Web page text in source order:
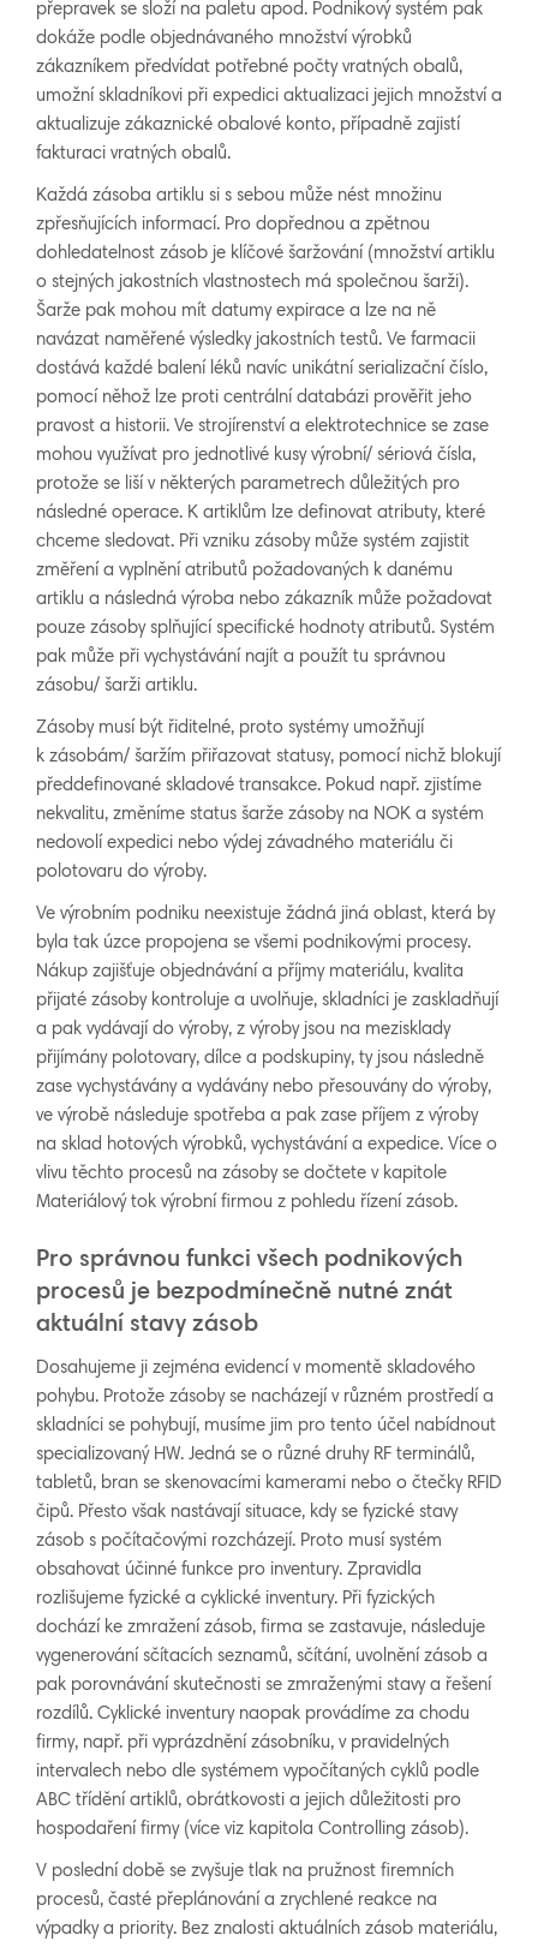
přepravek se složí na paletu apod. Podnikový systém pak
dokáže podle objednávaného množství výrobků
zákazníkem předvídat potřebné počty vratných obalů,
umožní skladníkovi při expedici aktualizaci jejich množství a
aktualizuje zákaznické obalové konto, případně zajistí
fakturaci vratných obalů.
Každá zásoba artiklu si s sebou může nést množinu
zpřesňujících informací. Pro dopřednou a zpětnou
dohledatelnost zásob je klíčové šaržování (množství artiklu
o stejných jakostních vlastnostech má společnou šarži).
Šarže pak mohou mít datumy expirace a lze na ně
navázat naměřené výsledky jakostních testů. Ve farmacii
dostává každé balení léků navíc unikátní serializační číslo,
pomocí něhož lze proti centrální databázi prověřit jeho
pravost a historii. Ve strojírenství a elektrotechnice se zase
mohou využívat pro jednotlivé kusy výrobní/ sériová čísla,
protože se liší v některých parametrech důležitých pro
následné operace. K artiklům lze definovat atributy, které
chceme sledovat. Při vzniku zásoby může systém zajistit
změření a vyplnění atributů požadovaných k danému
artiklu a následná výroba nebo zákazník může požadovat
pouze zásoby splňující specifické hodnoty atributů. Systém
pak může při vychystávání najít a použít tu správnou
zásobu/ šarži artiklu.
Zásoby musí být řiditelné, proto systémy umožňují
k zásobám/ šaržím přiřazovat statusy, pomocí nichž blokují
předdefinované skladové transakce. Pokud např. zjistíme
nekvalitu, změníme status šarže zásoby na NOK a systém
nedovolí expedici nebo výdej závadného materiálu či
polotovaru do výroby.
Ve výrobním podniku neexistuje žádná jiná oblast, která by
byla tak úzce propojena se všemi podnikovými procesy.
Nákup zajišťuje objednávání a příjmy materiálu, kvalita
přijaté zásoby kontroluje a uvolňuje, skladníci je zaskladňují
a pak vydávají do výroby, z výroby jsou na mezisklady
přijímány polotovary, dílce a podskupiny, ty jsou následně
zase vychystávány a vydávány nebo přesouvány do výroby,
ve výrobě následuje spotřeba a pak zase příjem z výroby
na sklad hotových výrobků, vychystávání a expedice. Více o
vlivu těchto procesů na zásoby se dočtete v kapitole
Materiálový tok výrobní firmou z pohledu řízení zásob.
Pro správnou funkci všech podnikových
procesů je bezpodmínečně nutné znát
aktuální stavy zásob
Dosahujeme ji zejména evidencí v momentě skladového
pohybu. Protože zásoby se nacházejí v různém prostředí a
skladníci se pohybují, musíme jim pro tento účel nabídnout
specializovaný HW. Jedná se o různé druhy RF terminálů,
tabletů, bran se skenovacími kamerami nebo o čtečky RFID
čipů. Přesto však nastávají situace, kdy se fyzické stavy
zásob s počítačovými rozcházejí. Proto musí systém
obsahovat účinné funkce pro inventury. Zpravidla
rozlišujeme fyzické a cyklické inventury. Při fyzických
dochází ke zmražení zásob, firma se zastavuje, následuje
vygenerování sčítacích seznamů, sčítání, uvolnění zásob a
pak porovnávání skutečnosti se zmraženými stavy a řešení
rozdílů. Cyklické inventury naopak provádíme za chodu
firmy, např. při vyprázdnění zásobníku, v pravidelných
intervalech nebo dle systémem vypočítaných cyklů podle
ABC třídění artiklů, obrátkovosti a jejich důležitosti pro
hospodaření firmy (více viz kapitola Controlling zásob).
V poslední době se zvyšuje tlak na pružnost firemních
procesů, časté přeplánování a zrychlené reakce na
výpadky a priority. Bez znalosti aktuálních zásob materiálu,